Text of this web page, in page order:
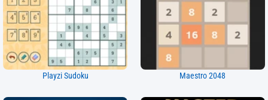
Playzi Sudoku Maestro 2048